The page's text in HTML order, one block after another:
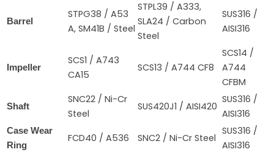
Barrel
STPG38 / A53
A, SM41B / Steel
STPL39 / A333,
SLA24 / Carbon
Steel
SUS316 /
AISI316
Impeller
SCS1 / A743
CA15
SCS13 / A744 CF8
SCS14 /
A744
CFBM
Shaft
SNC22 / Ni-Cr
Steel
SUS420J1 / AISI420
SUS316 /
AISI316
Case Wear
Ring
FCD40 / A536 SNC2 / Ni-Cr Steel
SUS316 /
AISI316